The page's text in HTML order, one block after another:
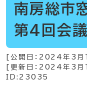
南房総市
第4回会
[公開日： 2024年3月
[更新日： 2024年3月
ID:23035